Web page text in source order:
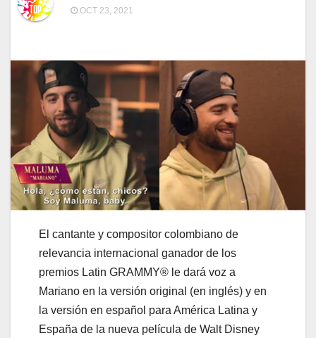
OCT 23, 2021
El cantante y compositor colombiano de
relevancia internacional ganador de los
premios Latin GRAMMY® le dará voz a
Mariano en la versión original (en inglés) y en
la versión en español para América Latina y
España de la nueva película de Walt Disney